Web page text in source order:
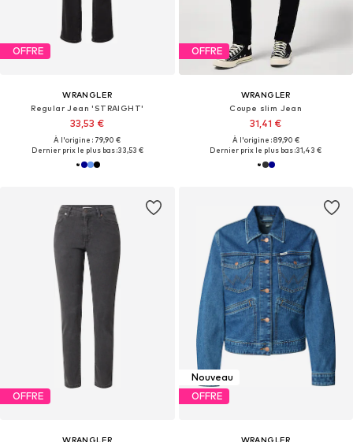
OFFRE
WRANGLER
Regular Jean 'STRAIGHT'
33,53 €
À l'origine : 79,90 €
Dernier prix le plus bas :33,53 €
OFFRE
WRANGLER
Coupe slim Jean
31,41 €
À l'origine : 89,90 €
Dernier prix le plus bas :31,43 €
OFFRE
WRANGLER
Nouveau
OFFRE
WRANGLER